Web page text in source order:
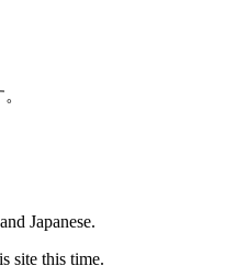
Japanese.
site this time.